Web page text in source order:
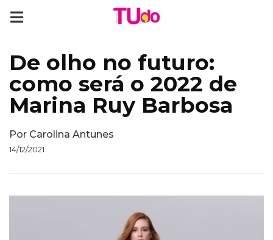
De olho no futuro:
como será o 2022 de
Marina Ruy Barbosa
Por Carolina Antunes
14/12/2021